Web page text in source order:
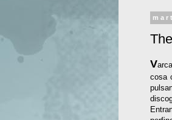
V
cosa